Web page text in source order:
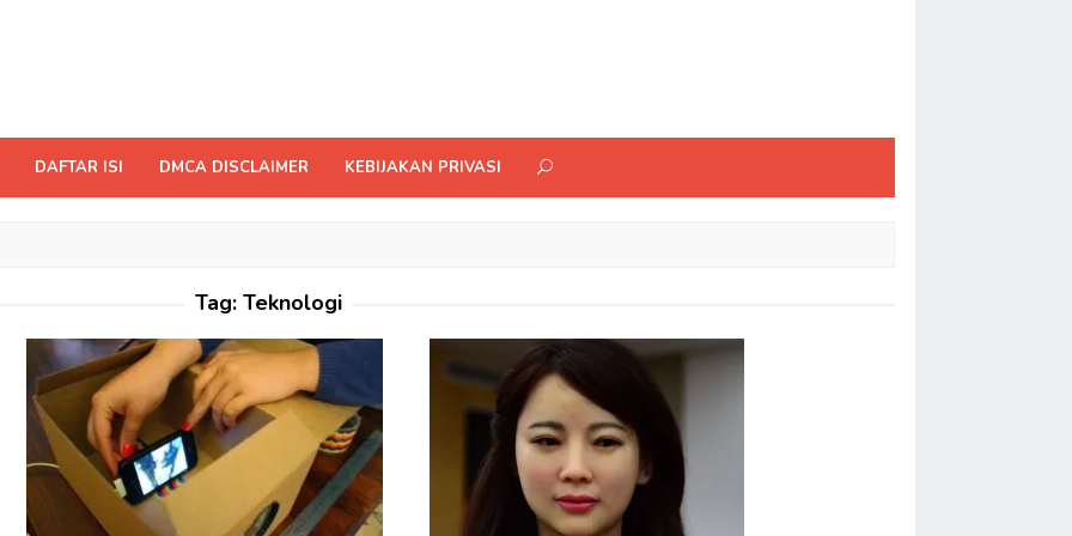
DAFTAR ISI DMCA DISCLAIMER KEBIJAKAN PRIVASI
Tag: Teknologi